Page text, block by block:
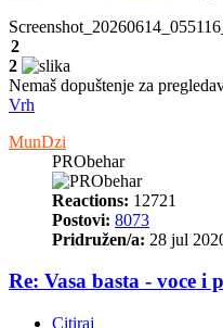
2
2
Nemaš dopuštenje za
Vrh
MunDzi
PRObehar
Reactions: 12721
Postovi: 8073
Pridružen/a: 28 jul
Re: Vasa basta - voce i
Citiraj